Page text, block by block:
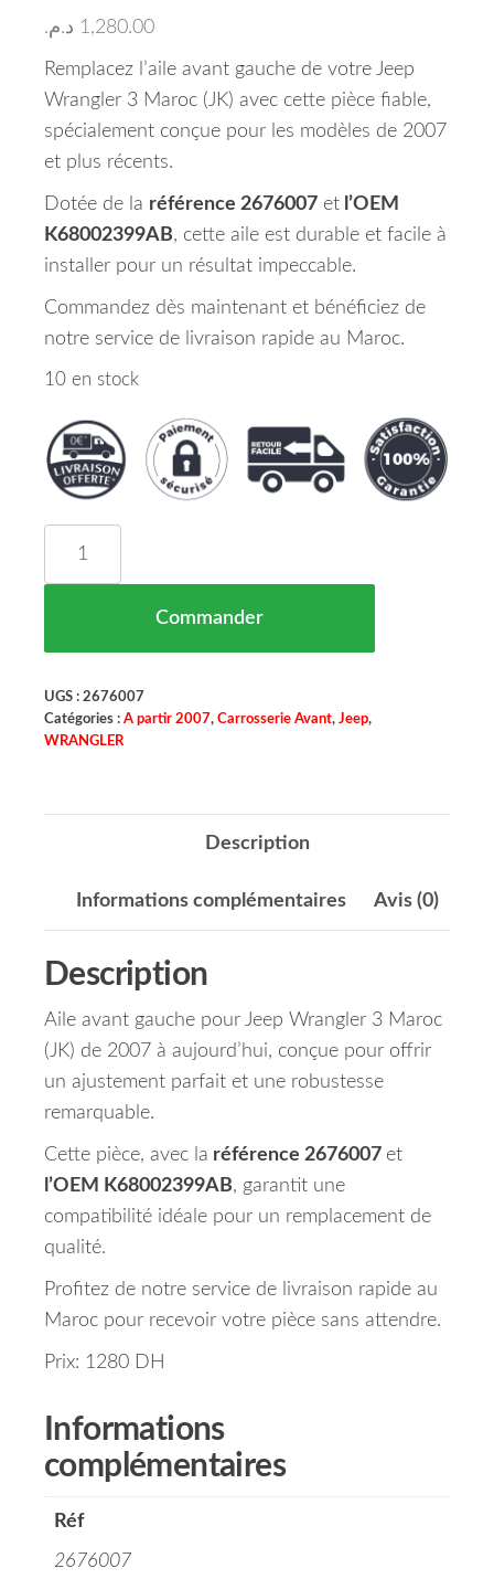
1,280.00 د.م.
Remplacez l’aile avant gauche de votre Jeep
Wrangler 3 Maroc (JK) avec cette pièce fiable,
spécialement conçue pour les modèles de 2007
et plus récents.
Dotée de la référence 2676007 et l’OEM
K68002399AB, cette aile est durable et facile à
installer pour un résultat impeccable.
Commandez dès maintenant et bénéficiez de
notre service de livraison rapide au Maroc.
10 en stock
Commander
UGS : 2676007
Catégories : A partir 2007, Carrosserie Avant, Jeep,
WRANGLER
Description
Informations complémentaires Avis (0)
Description
Aile avant gauche pour Jeep Wrangler 3 Maroc
(JK) de 2007 à aujourd’hui, conçue pour offrir
un ajustement parfait et une robustesse
remarquable.
Cette pièce, avec la référence 2676007 et
l’OEM K68002399AB, garantit une
compatibilité idéale pour un remplacement de
qualité.
Profitez de notre service de livraison rapide au
Maroc pour recevoir votre pièce sans attendre.
Prix: 1280 DH
Informations
complémentaires
Réf
2676007